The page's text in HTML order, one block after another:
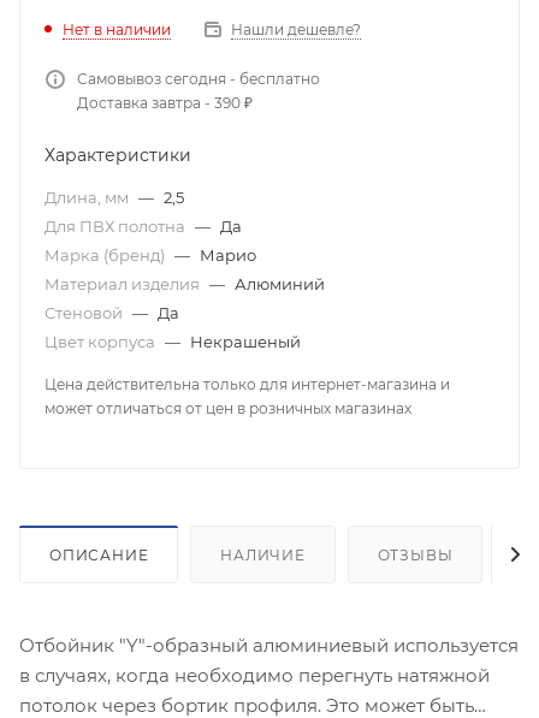
Нет в наличии Нашли дешевле?
Самовывоз сегодня - бесплатно
Доставка завтра - 390 ₽
Характеристики
Длина, мм — 2,5
Для ПВХ полотна — Да
Марка (бренд) — Марио
Материал изделия — Алюминий
Стеновой — Да
Цвет корпуса — Некрашеный
Цена действительна только для интернет-магазина и
может отличаться от цен в розничных магазинах
ОПИСАНИЕ НАЛИЧИЕ ОТЗЫВЫ
Отбойник "Y"-образный алюминиевый используется
в случаях, когда необходимо перегнуть натяжной
потолок через бортик профиля. Это может быть